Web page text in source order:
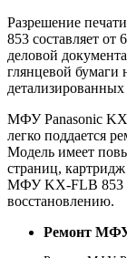
Разрешение
853 составляет от
деловой
глянцевой бумаги
МФУ Panasonic
легко поддается
Модель имеет
страниц,
МФУ KX-FLB 853
восстановлению.
Ремонт